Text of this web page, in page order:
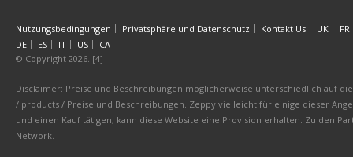
Nutzungsbedingungen Privatsphäre und Datenschutz Kontakt Us UK
FR
DE
ES IT US
CA
© Copyright 2026. [4]
Disclaimer: Preise und Beschreibungen möglicherweise unterschiedlich auf
/ products / Preise und Beschreibungen. Zeppy vielleicht für einige dieser
und einen Kauf tätigen, kann diese Website eine Provision erhalten. Zu den
Network.